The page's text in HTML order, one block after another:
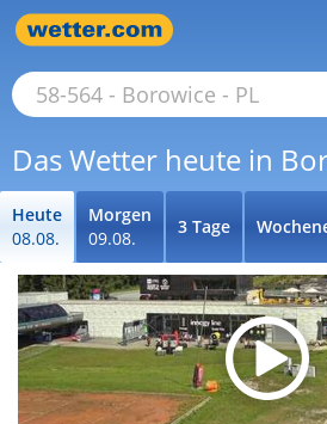
Das Wetter heute in
Heute
08.08.
Morgen
09.08.
3 Tage